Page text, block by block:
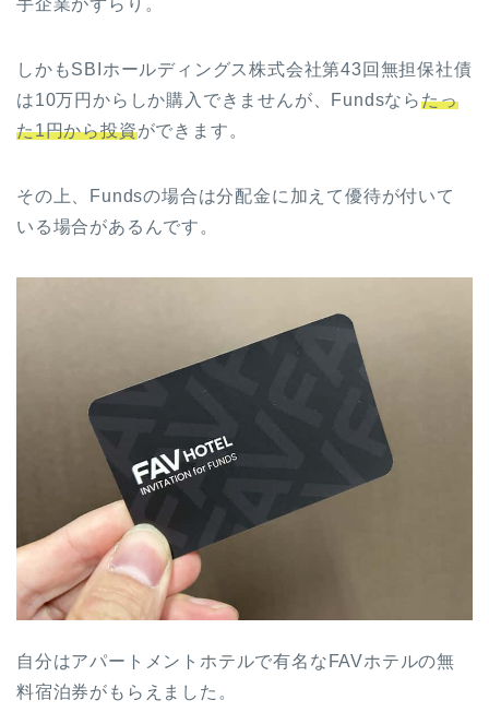
手企業がずらり。
しかもSBIホールディングス株式会社第43回無担保社債
は10万円からしか購入できませんが、Fundsならたっ
た1円から投資ができます。
その上、Fundsの場合は分配金に加えて優待が付いて
いる場合があるんです。
自分はアパートメントホテルで有名なFAVホテルの無
料宿泊券がもらえました。